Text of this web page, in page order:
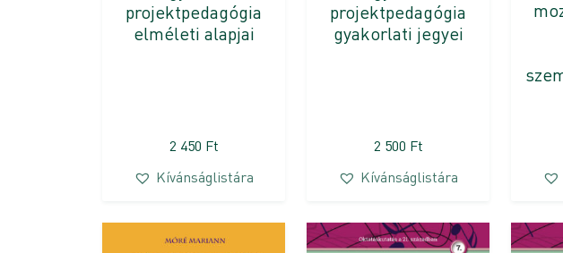
projektpedagógia
elméleti alapjai
2 450 Ft
Kívánságlistára
projektpedagógia
gyakorlati jegyei
2 500 Ft
Kívánságlistára